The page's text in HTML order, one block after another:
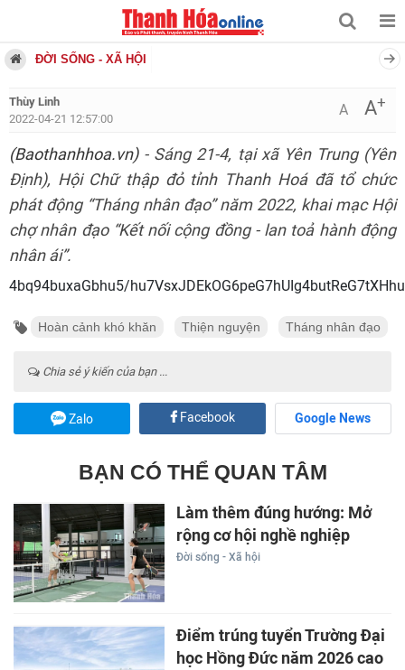
ĐỜI SỐNG - XÃ HỘI
Thùy Linh
2022-04-21 12:57:00
A A+
(Baothanhhoa.vn)- Sáng 21-4, tại xã Yên Trung (Yên
Định), Hội Chữ thập đỏ tỉnh Thanh Hoá đã tổ chức
phát động “Tháng nhân đạo” năm 2022, khai mạc Hội
chợ nhân đạo “Kết nối cộng đồng - lan toả hành động
nhân ái”.
4bq94buxaGbhu5/
Hoàn cảnh khó khăn Thiện nguyện Tháng nhân đạo
Chia sẻ ý kiến của bạn ...
Zalo Facebook Google News
BẠN CÓ THỂ QUAN TÂM
Làm thêm đúng hướng: Mở
rộng cơ hội nghề nghiệp
Đời sống - Xã hội
Điểm trúng tuyển Trường Đại
học Hồng Đức năm 2026 cao